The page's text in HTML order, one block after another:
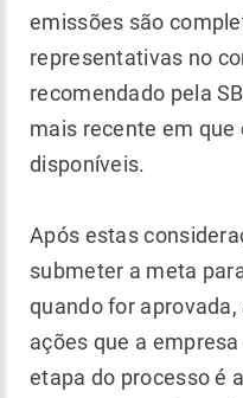
emissões são
representativas no
recomendado pela
mais recente em que
disponíveis.
Após estas
submeter a meta
quando for
ações que a
etapa do processo é